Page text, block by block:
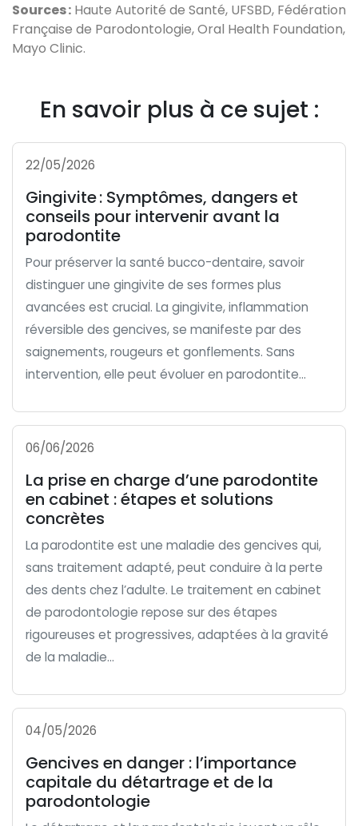
Sources : Haute Autorité de Santé, UFSBD, Fédération
Française de Parodontologie, Oral Health Foundation,
Mayo Clinic.
En savoir plus à ce sujet :
22/05/2026
Gingivite : Symptômes, dangers et
conseils pour intervenir avant la
parodontite
Pour préserver la santé bucco-dentaire, savoir
distinguer une gingivite de ses formes plus
avancées est crucial. La gingivite, inflammation
réversible des gencives, se manifeste par des
saignements, rougeurs et gonflements. Sans
intervention, elle peut évoluer en parodontite...
06/06/2026
La prise en charge d’une parodontite
en cabinet : étapes et solutions
concrètes
La parodontite est une maladie des gencives qui,
sans traitement adapté, peut conduire à la perte
des dents chez l’adulte. Le traitement en cabinet
de parodontologie repose sur des étapes
rigoureuses et progressives, adaptées à la gravité
de la maladie...
04/05/2026
Gencives en danger : l’importance
capitale du détartrage et de la
parodontologie